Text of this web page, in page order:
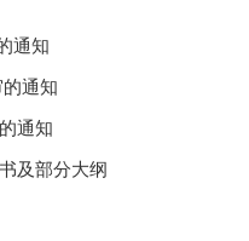
通知
通知
通知
及部分大纲